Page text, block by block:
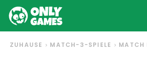
ZUHAUSE MATCH-3-SPIELE MATCH